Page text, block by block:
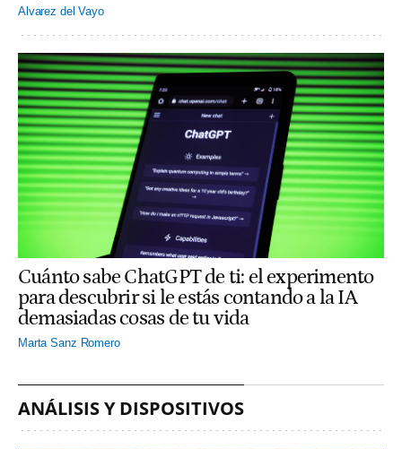
Alvarez del Vayo
Cuánto sabe ChatGPT de ti: el experimento
para descubrir si le estás contando a la IA
demasiadas cosas de tu vida
Marta Sanz Romero
ANÁLISIS Y DISPOSITIVOS